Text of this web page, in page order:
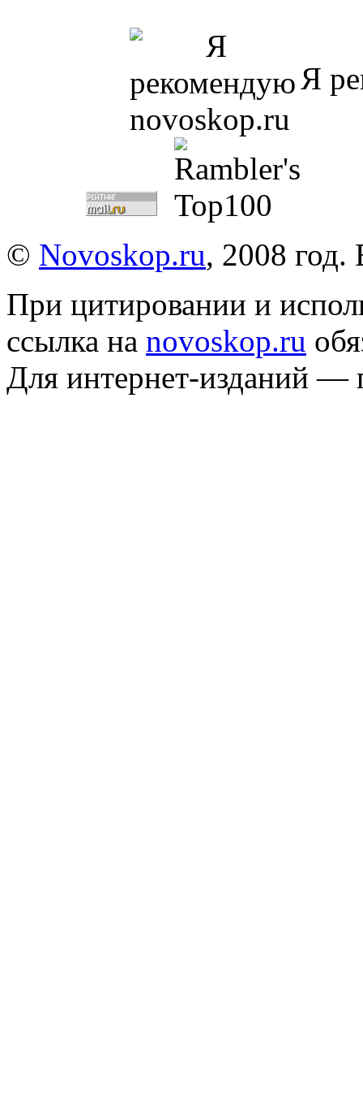
Я
© Novoskop.ru, 2008
При цитировании и
ссылка на novoskop.ru
Для интернет-изданий —